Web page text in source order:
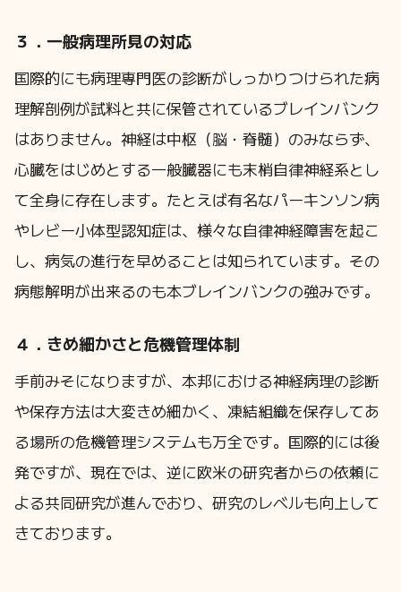
３．一般病理所見の対応
国際的にも病理専門医の診断がしっかりつけられた病
理解剖例が試料と共に保管されているブレインバンク
はありません。神経は中枢（脳・脊髄）のみならず、
心臓をはじめとする一般臓器にも末梢自律神経系とし
て全身に存在します。たとえば有名なパーキンソン病
やレビー小体型認知症は、様々な自律神経障害を起こ
し、病気の進行を早めることは知られています。その
病態解明が出来るのも本ブレインバンクの強みです。
４．きめ細かさと危機管理体制
手前みそになりますが、本邦における神経病理の診断
や保存方法は大変きめ細かく、凍結組織を保存してあ
る場所の危機管理システムも万全です。国際的には後
発ですが、現在では、逆に欧米の研究者からの依頼に
よる共同研究が進んでおり、研究のレベルも向上して
きております。